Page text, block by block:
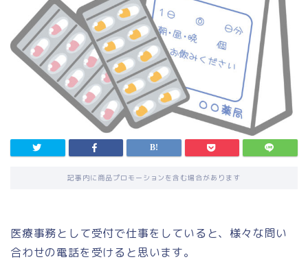
記事内に商品プロモーションを含む場合があります
医療事務として受付で仕事をしていると、様々な問い
合わせの電話を受けると思います。